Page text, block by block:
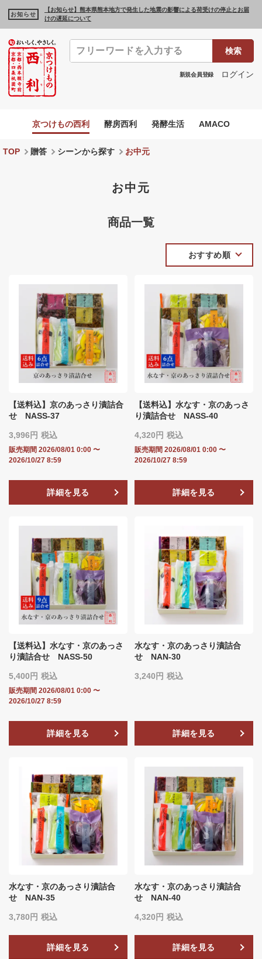
お知らせ
【お知らせ】熊本県熊本地方で発生した地震の影響による荷受けの停止とお届
けの遅延について
検索
新規会員登録 ログイン
京つけもの西利 酵房西利 発酵生活 AMACO
TOP 贈答 シーンから探す お中元
お中元
商品一覧
おすすめ順
【送料込】京のあっさり漬詰合
せ NASS-37
3,996 税込
販売期間 2026/08/01 0:00 〜
2026/10/27 8:59
詳細を見る
【送料込】水なす・京のあっさ
り漬詰合せ NASS-40
4,320 税込
販売期間 2026/08/01 0:00 〜
2026/10/27 8:59
詳細を見る
【送料込】水なす・京のあっさ
り漬詰合せ NASS-50
5,400 税込
販売期間 2026/08/01 0:00 〜
2026/10/27 8:59
詳細を見る
水なす・京のあっさり漬詰合
せ NAN-30
3,240 税込
詳細を見る
水なす・京のあっさり漬詰合
せ NAN-35
3,780 税込
詳細を見る
水なす・京のあっさり漬詰合
せ NAN-40
4,320 税込
詳細を見る